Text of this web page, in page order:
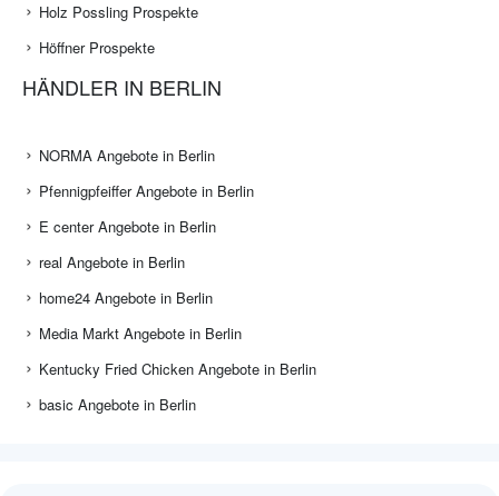
Holz Possling Prospekte
Höffner Prospekte
HÄNDLER IN BERLIN
NORMA Angebote in Berlin
Pfennigpfeiffer Angebote in Berlin
E center Angebote in Berlin
real Angebote in Berlin
home24 Angebote in Berlin
Media Markt Angebote in Berlin
Kentucky Fried Chicken Angebote in Berlin
basic Angebote in Berlin